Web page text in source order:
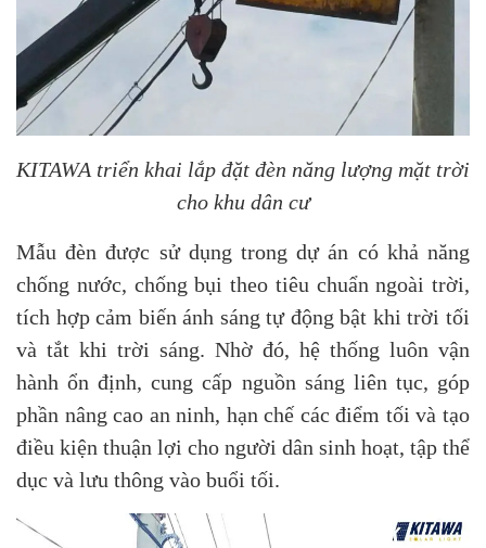
KITAWA triển khai lắp đặt đèn năng lượng mặt trời
cho khu dân cư
Mẫu đèn được sử dụng trong dự án có khả năng
chống nước, chống bụi theo tiêu chuẩn ngoài trời,
tích hợp cảm biến ánh sáng tự động bật khi trời tối
và tắt khi trời sáng. Nhờ đó, hệ thống luôn vận
hành ổn định, cung cấp nguồn sáng liên tục, góp
phần nâng cao an ninh, hạn chế các điểm tối và tạo
điều kiện thuận lợi cho người dân sinh hoạt, tập thể
dục và lưu thông vào buổi tối.